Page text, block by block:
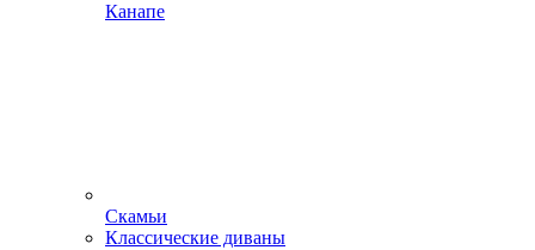
Канапе
Скамьи
Классические диваны